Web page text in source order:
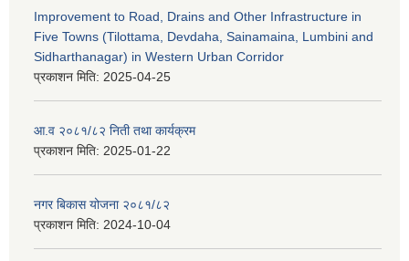
Improvement to Road, Drains and Other Infrastructure in
Five Towns (Tilottama, Devdaha, Sainamaina, Lumbini and
Sidharthanagar) in Western Urban Corridor
प्रकाशन मिति: 2025-04-25
आ.व २०८१/८२ निती तथा कार्यक्रम
प्रकाशन मिति: 2025-01-22
नगर बिकास योजना २०८१/८२
प्रकाशन मिति: 2024-10-04